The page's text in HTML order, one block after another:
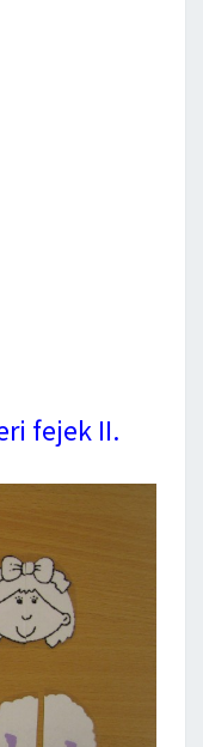
fejek II.